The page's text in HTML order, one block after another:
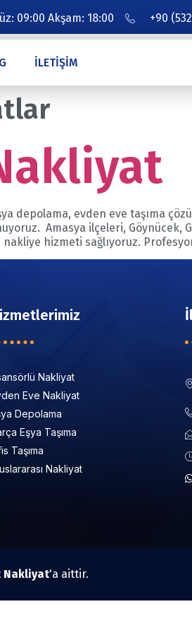
09:00 Akşam: 18:00 +90
İLETIŞIM
depolama, evden eve taşıma
Amasya ilçeleri, Göynücek,
hizmeti sağlıyoruz.
Nakliyat
Eve Nakliyat
Depolama
Eşya Taşıma
Taşıma
Nakliyat
Nakliyat'a aittir.